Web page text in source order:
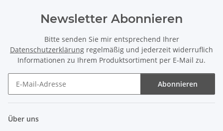
Newsletter Abonnieren
Bitte senden Sie mir entsprechend Ihrer
Datenschutzerklärung regelmäßig und jederzeit widerruflich
Informationen zu Ihrem Produktsortiment per E-Mail zu.
Abonnieren
Über uns